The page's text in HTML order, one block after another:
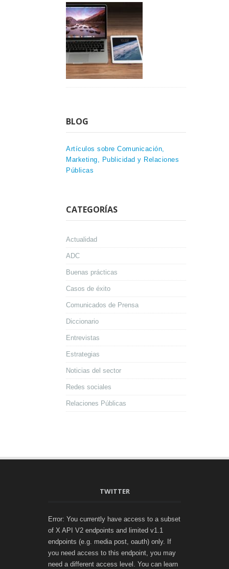
BLOG
Artículos sobre Comunicación,
Marketing, Publicidad y Relaciones
Públicas
CATEGORÍAS
Actualidad
ADC
Buenas prácticas
Casos de éxito
Comunicados de Prensa
Diccionario
Entrevistas
Estrategias
Noticias del sector
Redes sociales
Relaciones Públicas
TWITTER
Error: You currently have access to a subset
of X API V2 endpoints and limited v1.1
endpoints (e.g. media post, oauth) only. If
you need access to this endpoint, you may
need a different access level. You can learn